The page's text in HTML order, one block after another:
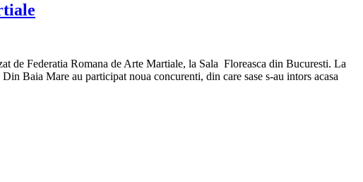
de Federatia Romana de Arte Martiale, la Sala Floreasca din Bucuresti. La
Baia Mare au participat noua concurenti, din care sase s-au intors acasa